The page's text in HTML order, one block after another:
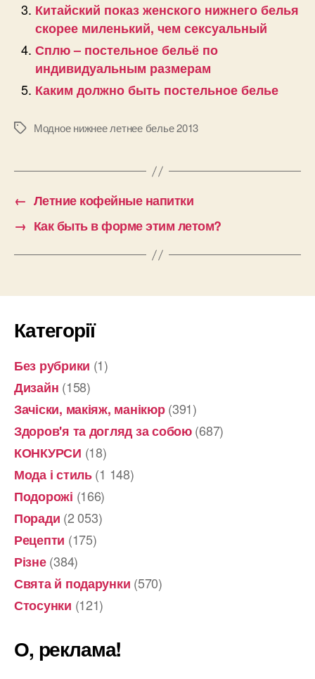
Китайский показ женского нижнего белья
скорее миленький, чем сексуальный
Сплю – постельное бельё по
индивидуальным размерам
Каким должно быть постельное белье
ПозначкиМодное нижнее летнее белье 2013
← Летние кофейные напитки
→ Как быть в форме этим летом?
Категорії
Без рубрики (1)
Дизайн (158)
Зачіски, макіяж, манікюр(391)
Здоров'я та догляд за собою(687)
КОНКУРСИ (18)
Мода і стиль(1 148)
Подорожі (166)
Поради (2 053)
Рецепти (175)
Різне(384)
Свята й подарунки (570)
Стосунки (121)
О, реклама!